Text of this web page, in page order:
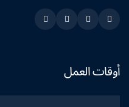
Snapchat
Twitter
Linkedin
Instagram
أوقات العمل